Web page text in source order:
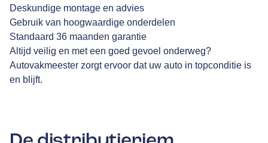
Deskundige montage en advies
Gebruik van hoogwaardige onderdelen
Standaard 36 maanden garantie
Altijd veilig en met een goed gevoel onderweg?
Autovakmeester zorgt ervoor dat uw auto in topconditie is
en blijft.